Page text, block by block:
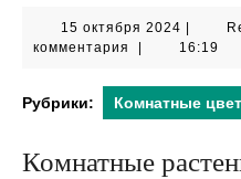
15 октября 2024 15
октября
комментария
16:19
Рубрики: Комнатные
Комнатные